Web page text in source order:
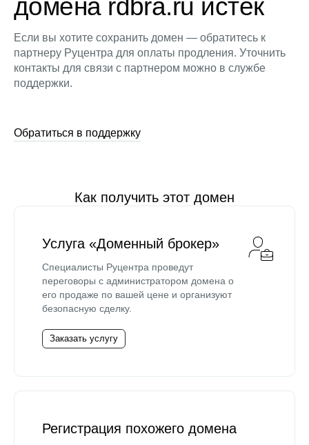
домена rdbra.ru истек
Если вы хотите сохранить домен — обратитесь к
партнеру Руцентра для оплаты продления. Уточнить
контакты для связи с партнером можно в службе
поддержки.
Обратиться в поддержку
Как получить этот домен
Услуга «Доменный брокер»
Специалисты Руцентра проведут
переговоры с администратором домена о
его продаже по вашей цене и организуют
безопасную сделку.
Заказать услугу
Регистрация похожего домена